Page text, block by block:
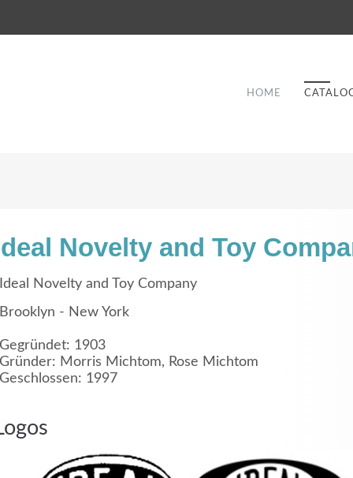
HOME
Novelty and Toy
Ideal Novelty and Toy Company
Brooklyn - New York
Gegründet: 1903
Gründer: Morris Michtom, Rose Michtom
Geschlossen: 1997
Good Service
Lorem ipsum dolor sit amet, consectetuer